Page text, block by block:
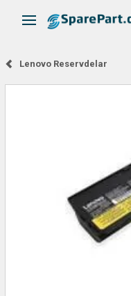
Ändra navigering
Lenovo Reservdelar